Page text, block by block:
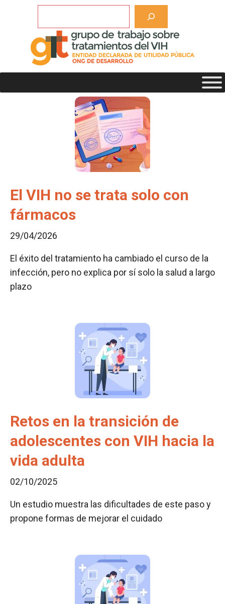
Salud y VIH
El VIH no se trata solo con
fármacos
29/04/2026
El éxito del tratamiento ha cambiado el curso de la
infección, pero no explica por sí solo la salud a largo
plazo
Retos en la transición de
adolescentes con VIH hacia la
vida adulta
02/10/2025
Un estudio muestra las dificultades de este paso y
propone formas de mejorar el cuidado